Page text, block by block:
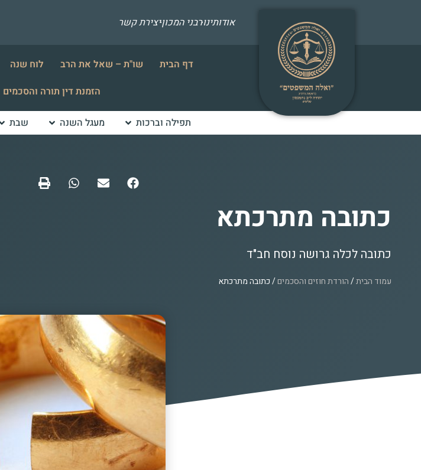
אודותינורבני המכוןיצירת קשר
דף הבית שו"ת – שאל את הרב לוח שנה
הזמנת דין תורה והסכמים
תפילה וברכות מעגל השנה שבת
כתובה מתרכתא
כתובה לכלה גרושה נוסח חב"ד
עמוד הבית/הורדת חוזים והסכמים/ כתובה מתרכתא